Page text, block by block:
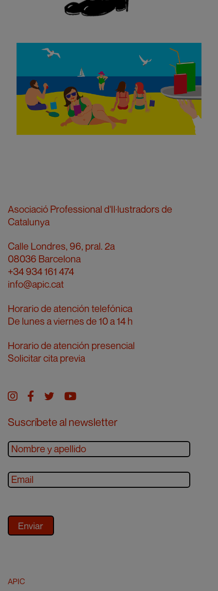
Asociació Professional d'Il·lustradors de
Catalunya
Calle Londres, 96, pral. 2a
08036 Barcelona
+34 934 161 474
info@apic.cat
Horario de atención telefónica
De lunes a viernes de 10 a 14 h
Horario de atención presencial
Solicitar cita previa
Instagram
facebook
twitteryoutube
Suscríbete al newsletter
APIC